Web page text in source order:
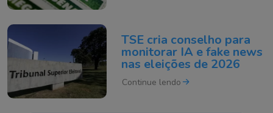
TSE cria conselho para
monitorar IA e fake news
nas eleições de 2026
Continue lendo